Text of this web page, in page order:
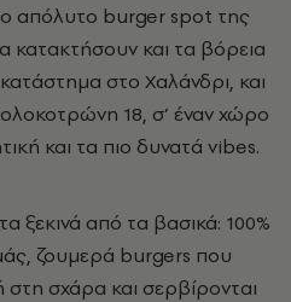
απόλυτο burger spot της
κατακτήσουν και τα βόρεια
στο Χαλάνδρι, και
18, σ’ έναν χώρο
και τα πιο δυνατά vibes.
ξεκινά από τα βασικά: 100%
ζουμερά burgers που
στη σχάρα και σερβίρονται